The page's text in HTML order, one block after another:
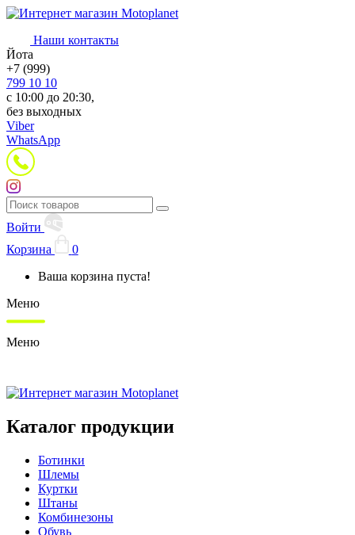
Наши контакты
Йота
+7 (999)
799 10 10
с 10:00 до 20:30,
без выходных
Viber
WhatsApp
Войти
Корзина
0
Ваша корзина пуста!
Меню
Меню
Каталог продукции
Ботинки
Шлемы
Куртки
Штаны
Комбинезоны
Обувь